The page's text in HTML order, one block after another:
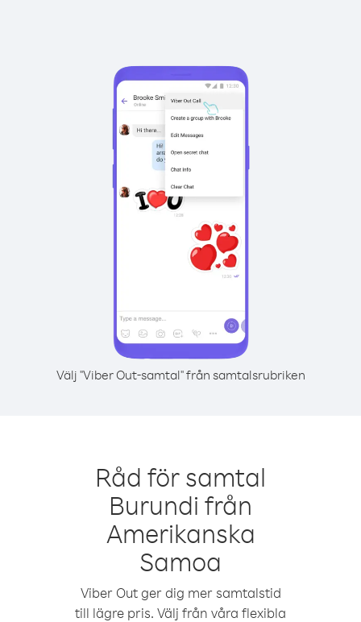
Välj "Viber Out-samtal" från samtalsrubriken
Råd för samtal
Burundi från
Amerikanska
Samoa
Viber Out ger dig mer samtalstid
till lägre pris. Välj från våra flexibla